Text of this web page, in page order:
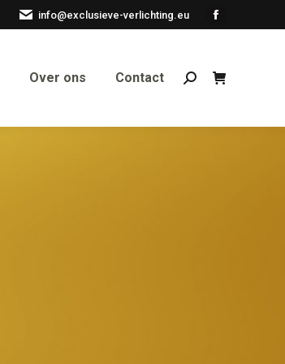
info@exclusieve-verlichting.eu
Facebook
in
window
Over ons Contact Search: